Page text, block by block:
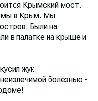
Крымский мост.
в Крым. Мы
Были на
в палатке на крыше и
жук
болезнью -